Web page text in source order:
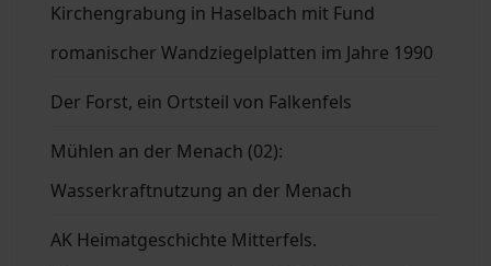
Kirchengrabung in Haselbach mit Fund
romanischer Wandziegelplatten im Jahre 1990
Der Forst, ein Ortsteil von Falkenfels
Mühlen an der Menach (02):
Wasserkraftnutzung an der Menach
AK Heimatgeschichte Mitterfels.